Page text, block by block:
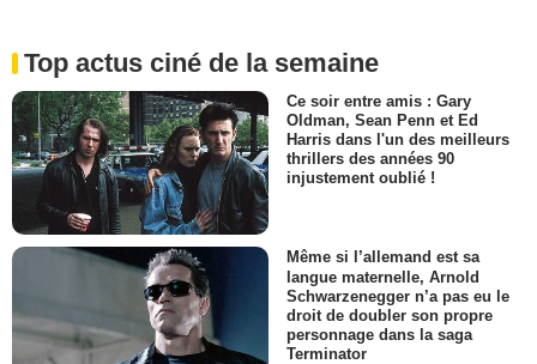
Top actus ciné de la semaine
Ce soir entre amis : Gary
Oldman, Sean Penn et Ed
Harris dans l'un des meilleurs
thrillers des années 90
injustement oublié !
Même si l’allemand est sa
langue maternelle, Arnold
Schwarzenegger n’a pas eu le
droit de doubler son propre
personnage dans la saga
Terminator